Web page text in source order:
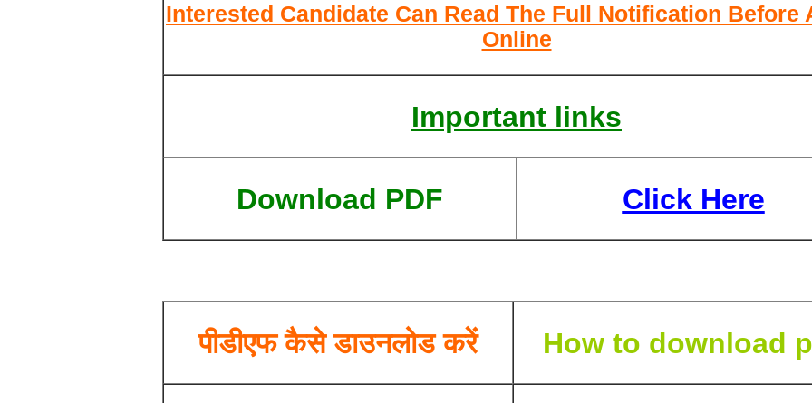
Interested Candidate Can Read The Full Notification Before
Online
Important links
Download PDF Click Here
पीडीएफ कैसे डाउनलोड करें How to download